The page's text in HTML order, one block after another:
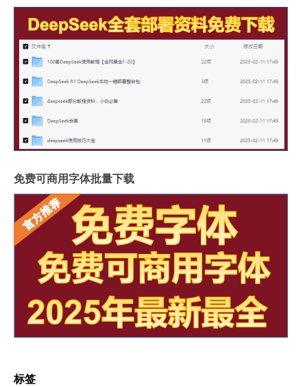
免费可商用字体批量下载
标签